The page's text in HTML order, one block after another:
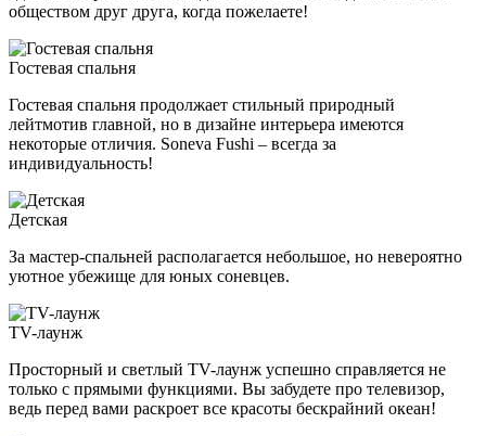
обществом друг друга, когда пожелаете!
Гостевая спальня
Гостевая спальня продолжает стильный природный
лейтмотив главной, но в дизайне интерьера имеются
некоторые отличия. Soneva Fushi – всегда за
индивидуальность!
Детская
За мастер-спальней располагается небольшое, но невероятно
уютное убежище для юных соневцев.
TV-лаунж
Просторный и светлый TV-лаунж успешно справляется не
только с прямыми функциями. Вы забудете про телевизор,
ведь перед вами раскроет все красоты бескрайний океан!